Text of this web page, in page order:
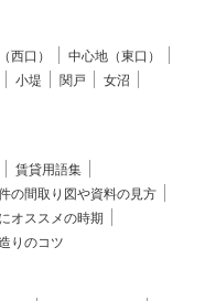
西口）
中心地（東口）
小堤 関戸
女沼
賃貸用語集
の間取り図や資料の見方
オススメの時期
りのコツ